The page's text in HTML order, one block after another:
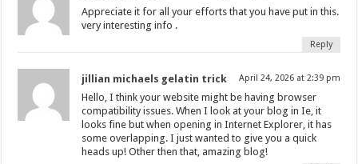
Appreciate it for all your efforts that you have put in this.
very interesting info .
Reply
jillian michaels gelatin trick April 24, 2026 at 2:39 pm
Hello, I think your website might be having browser
compatibility issues. When I look at your blog in Ie, it
looks fine but when opening in Internet Explorer, it has
some overlapping. I just wanted to give you a quick
heads up! Other then that, amazing blog!